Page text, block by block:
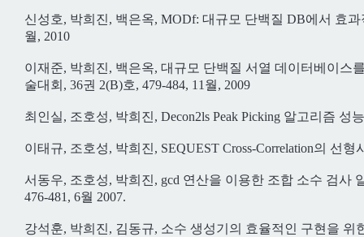
신성호, 박희진, 백은옥, MODf: 대규모 단백질 DB에서 효
월, 2010
이재준, 박희진, 백은옥, 대규모 단백질 서열 데이터베이스
술대회, 36권 2(B)호, 479-484, 11월, 2009
최인실, 조호성, 박희진, Decon2ls Peak Picking 알고리즘
이태규, 조호성, 박희진, SEQUEST Cross-Correlation의 선
서동우, 조호성, 박희진, gcd 연산을 이용한 조합 소수 검사
476-481, 6월 2007.
강석훈, 박희진, 김동규, 소수 생성기의 효율적인 구현을